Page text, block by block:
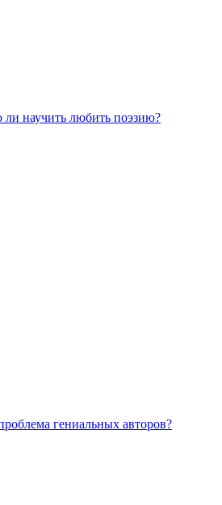
научить любить поэзию?
гениальных авторов?